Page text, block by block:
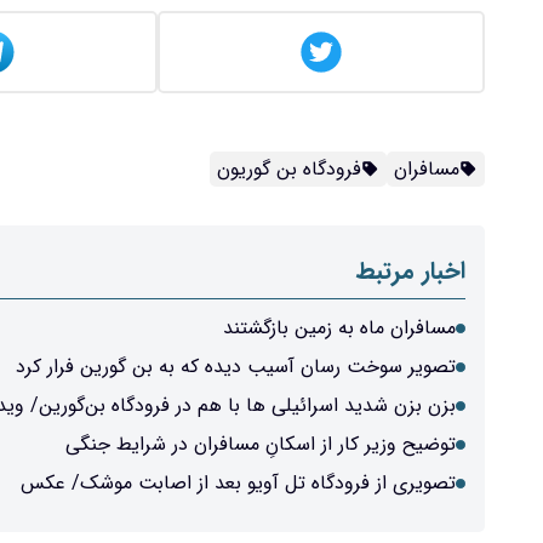
مسافران فرودگاه بن گوریون
اخبار مرتبط
مسافران ماه به زمین بازگشتند
تصویر سوخت رسان آسیب دیده که به بن گورین فرار کرد
بزن بزن شدید اسرائیلی ها با هم در فرودگاه بن‌گورین/
توضیح وزیر کار از اسکانِ مسافران در شرایط جنگی
تصویری از فرودگاه تل آویو بعد از اصابت موشک/ عکس